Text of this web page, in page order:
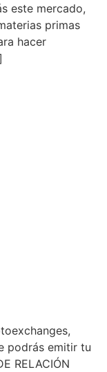
este mercado,
primas
hacer
podrás emitir tu
RELACIÓN